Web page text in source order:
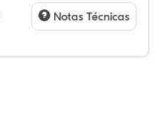
Notas Técnicas